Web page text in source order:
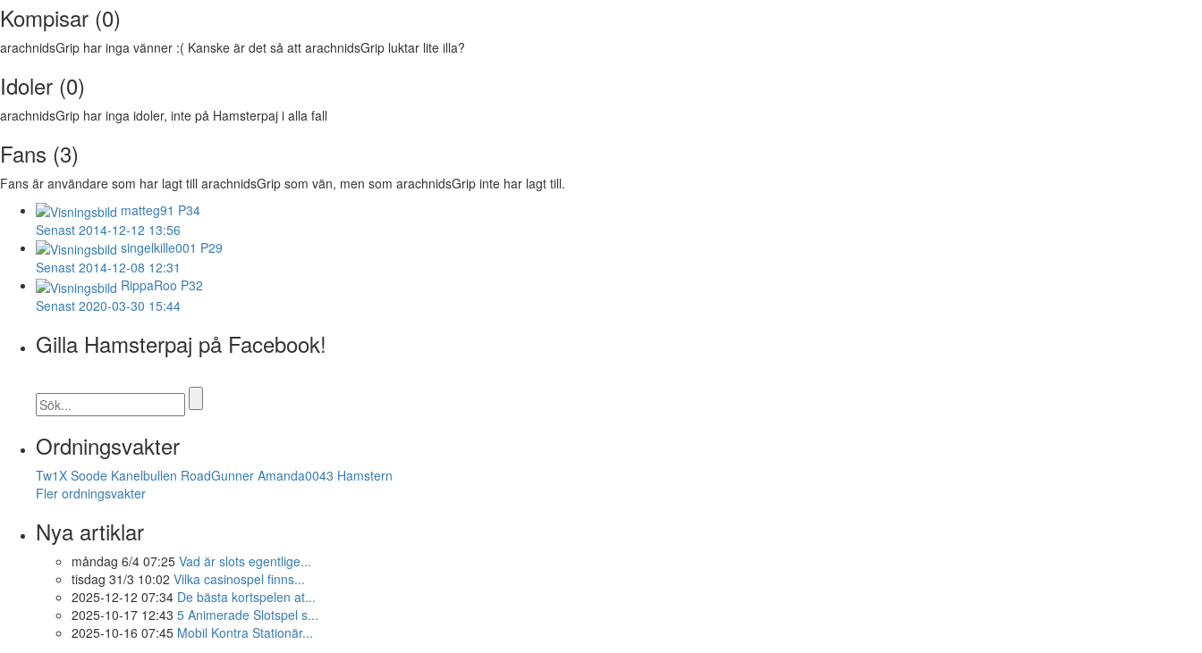
Kompisar (0)
arachnidsGrip har inga vänner :( Kanske är det så att arachnidsGrip luktar lite illa?
Idoler (0)
arachnidsGrip har inga idoler, inte på Hamsterpaj i alla fall
Fans (3)
Fans är användare som har lagt till arachnidsGrip som vän, men som arachnidsGrip inte har lagt till.
matteg91 P34
Senast 2014-12-12 13:56
singelkille001 P29
Senast 2014-12-08 12:31
RippaRoo P32
Senast 2020-03-30 15:44
Gilla Hamsterpaj på Facebook!
Ordningsvakter
Tw1X Soode Kanelbullen RoadGunner Amanda0043 Hamstern
Fler ordningsvakter
Nya artiklar
måndag 6/4 07:25 Vad är slots egentlige...
tisdag 31/3 10:02 Vilka casinospel finns...
2025-12-12 07:34 De bästa kortspelen at...
2025-10-17 12:43 5 Animerade Slotspel s...
2025-10-16 07:45 Mobil Kontra Stationär...